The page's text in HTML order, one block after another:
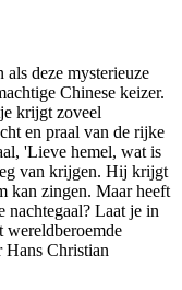
deze mysterieuze
Chinese keizer.
krijgt zoveel
en praal van de rijke
'Lieve hemel, wat is
van krijgen. Hij krijgt
kan zingen. Maar heeft
nachtegaal? Laat je in
wereldberoemde
Hans Christian